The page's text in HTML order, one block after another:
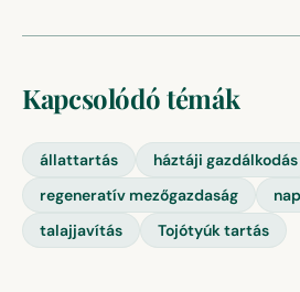
Kapcsolódó témák
állattartás
háztáji gazdálkodás
regeneratív mezőgazdaság
talajjavítás
Tojótyúk tartás